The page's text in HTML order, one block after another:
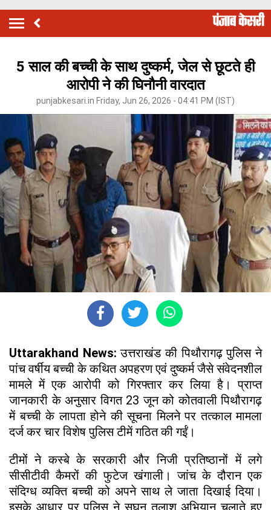
5 साल की बच्ची के साथ दुष्कर्म, जेल से छूटते ही
आरोपी ने की घिनौनी वारदात
punjabkesari.in Friday, Jun 26, 2026 - 04:41 PM (IST)
Uttarakhand News:उत्तराखंड की पिथौरागढ़ पुलिस ने
पांच वर्षीय बच्ची के कथित अपहरण एवं दुष्कर्म जैसे संवेदनशील
मामले में एक आरोपी को गिरफ्तार कर लिया है। प्राप्त
जानकारी के अनुसार विगत 23 जून को कोतवाली पिथौरागढ़
में बच्ची के लापता होने की सूचना मिलने पर तत्काल मामला
दर्ज कर चार विशेष पुलिस टीमें गठित की गईं।
टीमों ने कस्बे के सरकारी और निजी प्रतिष्ठानों में लगे
सीसीटीवी कैमरों की फुटेज खंगाली। जांच के दौरान एक
संदिग्ध व्यक्ति बच्ची को अपने साथ ले जाता दिखाई दिया।
इसके आधार पर पुलिस ने सघन तलाश अभियान चलाते हुए